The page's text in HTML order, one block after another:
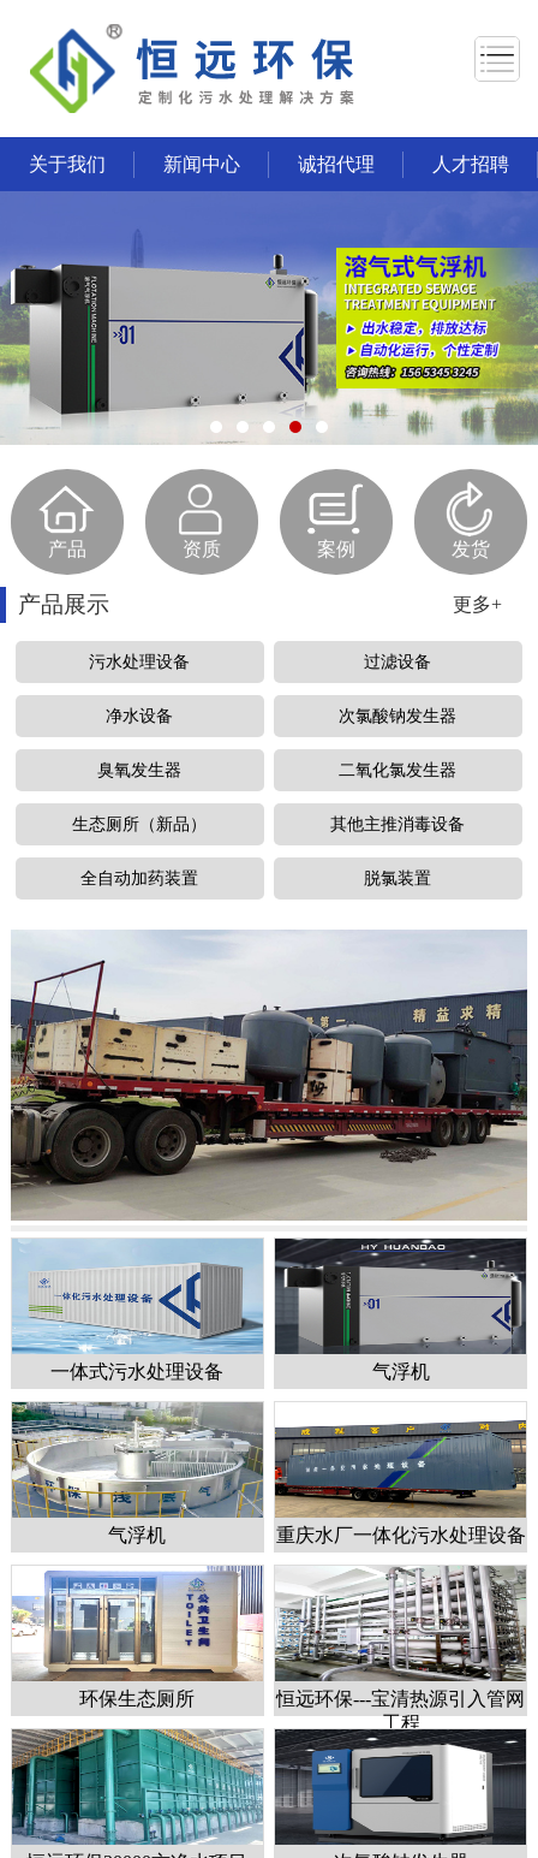
关于我们 新闻中心 诚招代理 人才招聘
1
产品 资质 案例 发货
产品展示 更多+
污水处理设备 过滤设备
净水设备 次氯酸钠发生器
臭氧发生器 二氧化氯发生器
生态厕所（新品） 其他主推消毒设备
全自动加药装置 脱氯装置
一体式污水处理设备 气浮机
气浮机 重庆水厂一体化污水处理设备
环保生态厕所
恒远环保---宝清热源引入管网
工程